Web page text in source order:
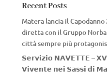
Recent Posts
Matera lancia il
diretta con il Gruppo
città sempre più
𝗦𝗲𝗿𝘃𝗶𝘇𝗶𝗼 𝗡𝗔𝗩𝗘𝗧𝗧𝗘 –
𝗩𝗶𝘃𝗲𝗻𝘁𝗲 𝗻𝗲𝗶 𝗦𝗮𝘀𝘀𝗶 𝗱𝗶